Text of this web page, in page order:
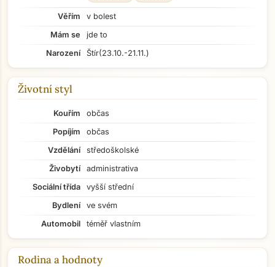
Věřím
v bolest
Mám se
jde to
Narození
Štír(23.10.-21.11.)
Životní styl
Kouřím
občas
Popíjím
občas
Vzdělání
středoškolské
Živobytí
administrativa
Sociální třída
vyšší střední
Bydlení
ve svém
Automobil
téměř vlastním
Rodina a hodnoty